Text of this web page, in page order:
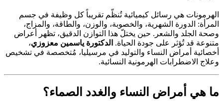
الهرمونات هي رسائل كيميائية تُنظّم تقريباً كل وظيفة في جسم
المرأة: الدورة الشهرية، والخصوبة، والوزن، والطاقة، والمزاج،
وصحة الجلد والشعر. حين يختلّ هذا التوازن الدقيق، تظهر أعراض
متنوعة قد تُؤثر على جودة الحياة. الدكتورة ياسمين معزوزي،
أخصائية أمراض النساء والتوليد في مرسيليا، مُتخصصة في تشخيص
وعلاج الاضطرابات الهرمونية النسائية.
ما هي أمراض النساء والغدد الصماء؟